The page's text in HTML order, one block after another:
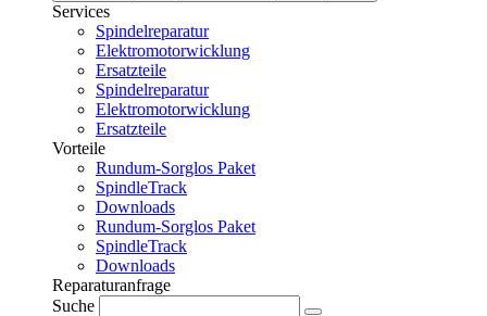
Services
Spindelreparatur
Elektromotorwicklung
Ersatzteile
Spindelreparatur
Elektromotorwicklung
Ersatzteile
Vorteile
Rundum-Sorglos Paket
SpindleTrack
Downloads
Rundum-Sorglos Paket
SpindleTrack
Downloads
Reparaturanfrage
Suche